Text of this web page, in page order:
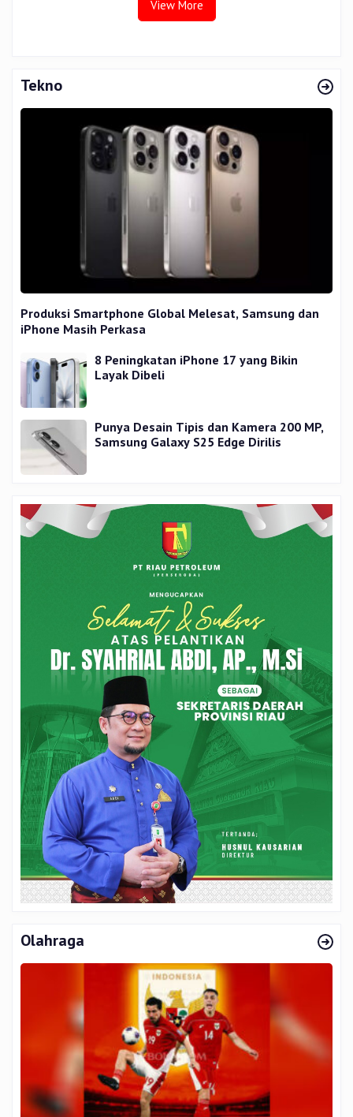
View More
Tekno
Produksi Smartphone Global Melesat, Samsung dan
iPhone Masih Perkasa
8 Peningkatan iPhone 17 yang Bikin
Layak Dibeli
Punya Desain Tipis dan Kamera 200 MP,
Samsung Galaxy S25 Edge Dirilis
Olahraga